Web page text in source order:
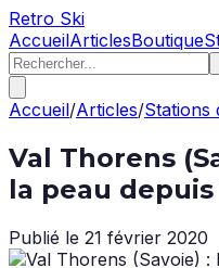
Retro Ski
AccueilArticlesBoutique
Accueil/Articles/Stations
Val Thorens
la peau depuis
Publié le 21 février 2020